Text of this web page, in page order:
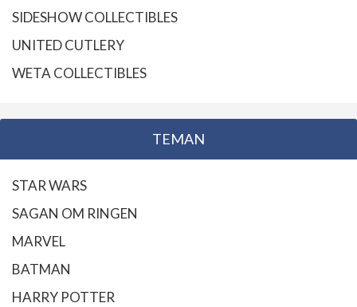
SIDESHOW COLLECTIBLES
UNITED CUTLERY
WETA COLLECTIBLES
TEMAN
STAR WARS
SAGAN OM RINGEN
MARVEL
BATMAN
HARRY POTTER